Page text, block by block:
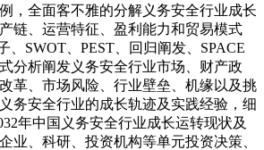
，全面客不雅的分解义务安全行业成长
链、运营特征、盈利能力和贸易模式
、SWOT、PEST、回归阐发、SPACE
分析阐发义务安全行业市场、财产政
革、市场风险、行业壁垒、机缘以及挑
务安全行业的成长轨迹及实践经验，细
年中国义务安全行业成长运转现状及
业、科研、投资机构等单元投资决策、